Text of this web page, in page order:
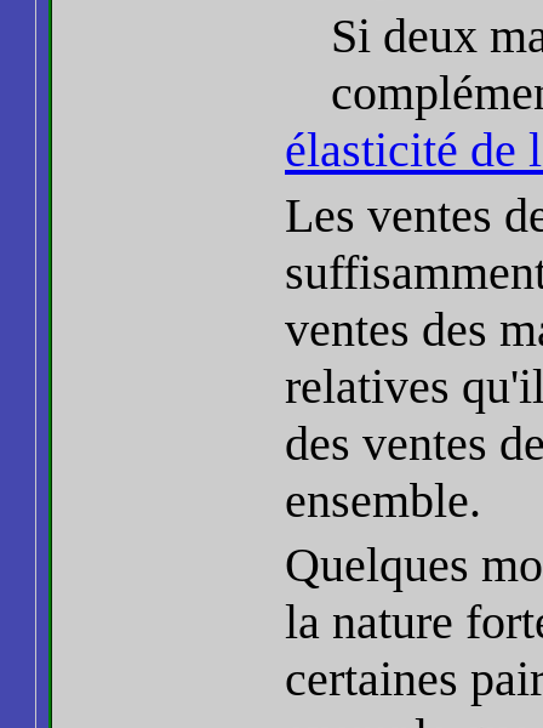
Si deux
élasticité de
Les ventes
ventes des
relatives
des ventes
ensemble.
Quelques
la nature
certaines